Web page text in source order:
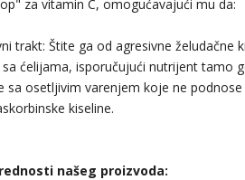
za vitamin C, omogućavajući mu da:
trakt: Štite ga od agresivne želudačne
ćelijama, isporučujući nutrijent tamo
osetljivim varenjem koje ne podnose
kiseline.
našeg proizvoda: